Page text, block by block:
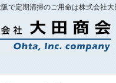
で定期清掃のご用命は株式会社大